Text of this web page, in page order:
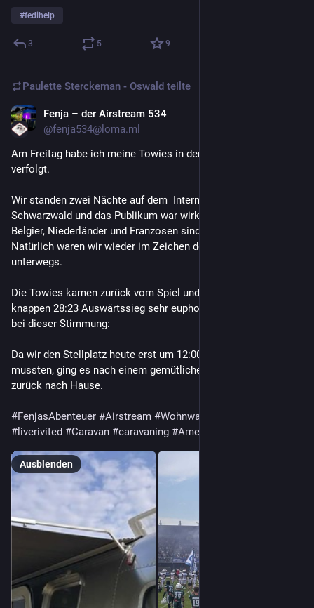
#fedihelp
3 5 9
Paulette Sterckeman - Oswald teilte
Fenja – der Airstream 534
@fenja534@loma.ml
Am Freitag habe ich meine Towies in den Schwarzwald
verfolgt.
Wir standen zwei Nächte auf dem  International Camping
Schwarzwald und das Publikum war wirklich international,
Belgier, Niederländer und Franzosen sind uns dort begegnet.
Natürlich waren wir wieder im Zeichen des Einhorns
unterwegs.
Die Towies kamen zurück vom Spiel und waren nach einem
knappen 28:23 Auswärtssieg sehr euphorisch. Kein Wunder
bei dieser Stimmung:
Da wir den Stellplatz heute erst um 12:00 Uhr räumen
mussten, ging es nach einem gemütlichen Frühstück wieder
zurück nach Hause.
#FenjasAbenteuer #Airstream #Wohnwagen
# liverivited #Caravan #caravaning #AmericanFootball
Ausblenden